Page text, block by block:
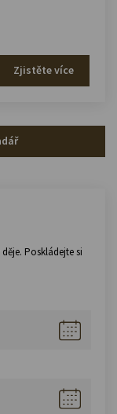
Zjistěte více
Poskládejte si